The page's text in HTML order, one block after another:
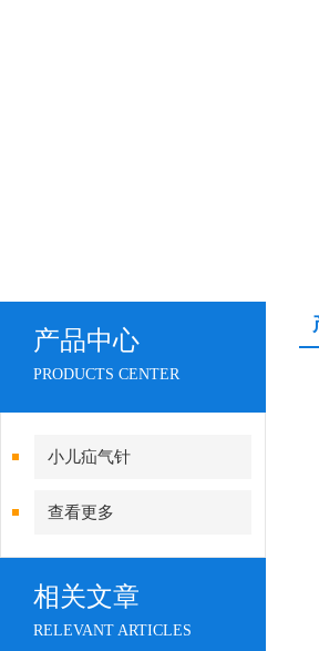
产品中心
PRODUCTS CENTER
小儿疝气针
查看更多
相关文章
RELEVANT ARTICLES